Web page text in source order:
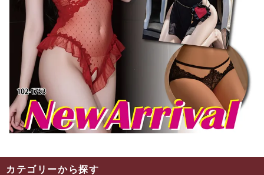
カテゴリーから探す